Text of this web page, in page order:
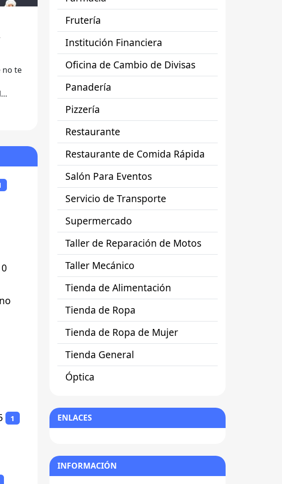
no te
1
Frutería
Institución Financiera
Oficina de Cambio de Divisas
Panadería
Pizzería
Restaurante
Restaurante de Comida Rápida
Salón Para Eventos
Servicio de Transporte
Supermercado
Taller de Reparación de Motos
Taller Mecánico
Tienda de Alimentación
Tienda de Ropa
Tienda de Ropa de Mujer
Tienda General
Óptica
ENLACES
INFORMACIÓN